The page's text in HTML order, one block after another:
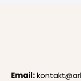
Email: